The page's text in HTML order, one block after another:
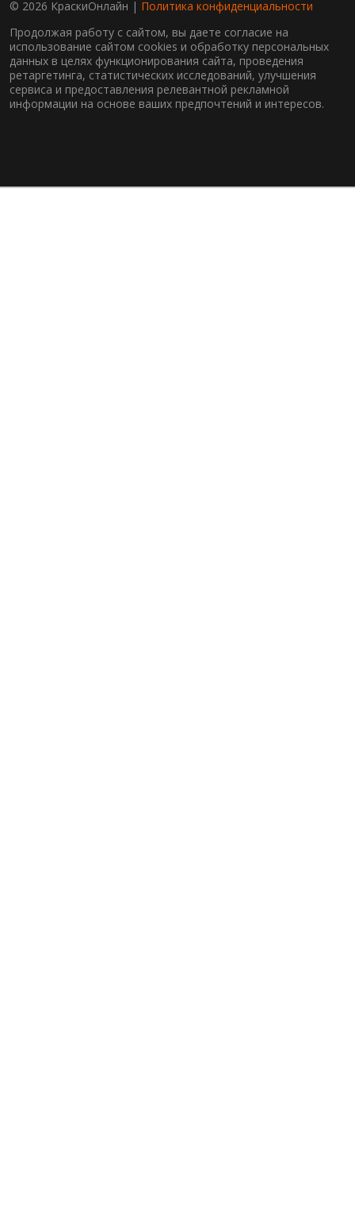
© 2026 КраскиОнлайн | Политика конфиденциальности
Продолжая работу с сайтом, вы даете согласие на
использование сайтом cookies и обработку персональных
данных в целях функционирования сайта, проведения
ретаргетинга, статистических исследований, улучшения
сервиса и предоставления релевантной рекламной
информации на основе ваших предпочтений и интересов.